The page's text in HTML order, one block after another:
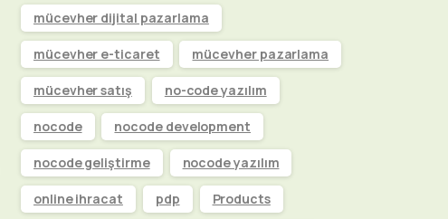
mücevher dijital pazarlama
mücevher e-ticaret mücevher pazarlama
mücevher satış no-code yazılım
nocode nocode development
nocode geliştirme nocode yazılım
online ihracat pdp Products